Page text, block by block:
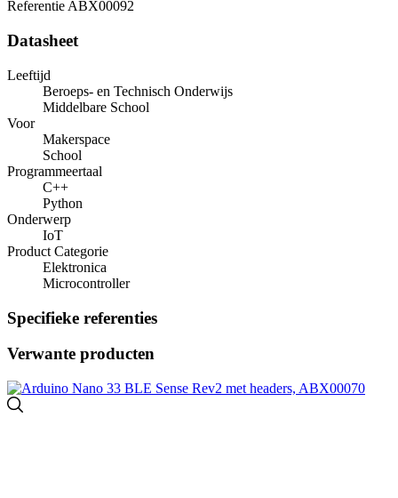
ReferentieABX00092
Datasheet
Leeftijd
Beroeps- en Technisch Onderwijs
Middelbare School
Voor
Makerspace
School
Programmeertaal
C++
Python
Onderwerp
IoT
Product Categorie
Elektronica
Microcontroller
Specifieke referenties
Verwante producten